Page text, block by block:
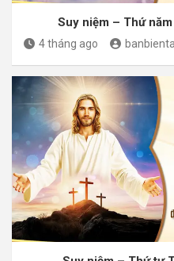
Suy niệm – Thứ
4 tháng ago